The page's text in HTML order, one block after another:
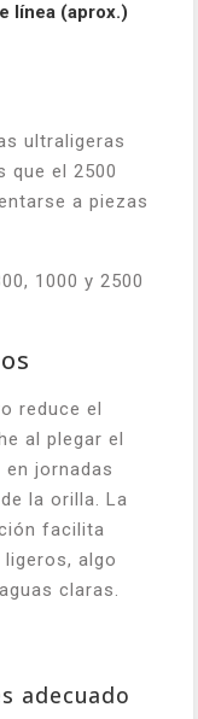
línea (aprox.)
ultraligeras
que el 2500
a piezas
reduce el
al plegar el
jornadas
la orilla. La
facilita
algo
claras.
adecuado